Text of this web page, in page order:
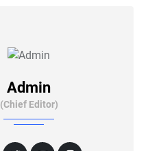
Admin
(Chief Editor)